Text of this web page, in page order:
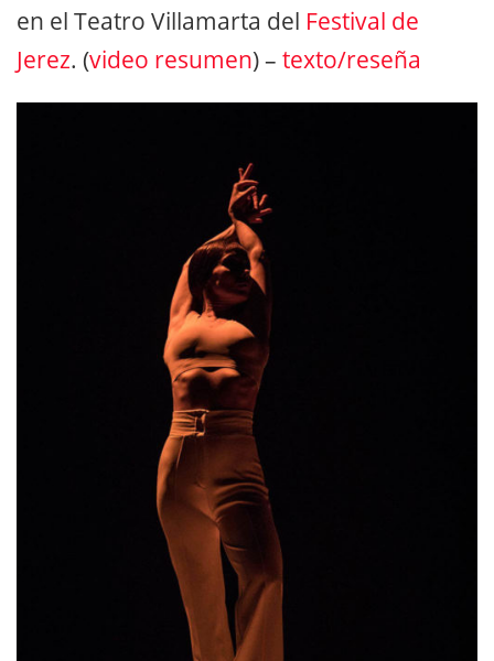
en el Teatro Villamarta del Festival de
Jerez. (video resumen) – texto/reseña